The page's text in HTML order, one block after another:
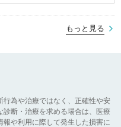
もっと見る
行為や治療ではなく、正確性や安
断・治療を求める場合は、医療
や利用に際して発生した損害に